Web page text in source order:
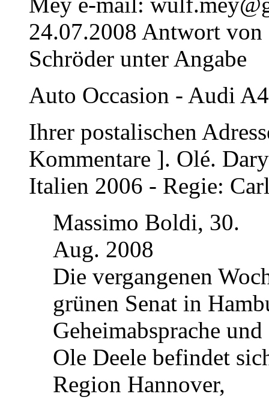
24.07.2008 Antwort
Schröder unter Angabe
Auto Occasion - Audi
Ihrer postalischen
Kommentare ]. Olé.
Italien 2006 - Regie:
Massimo Boldi, 30.
Aug. 2008
Die vergangenen
grünen Senat in
Geheimabsprache
Ole Deele befindet
Region Hannover,